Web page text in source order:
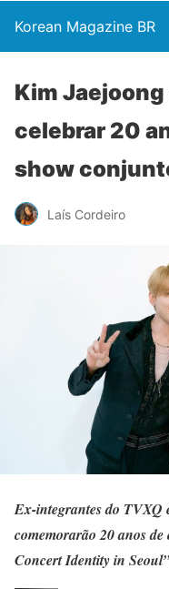
Korean Magazine BR
Kim
celebrar 20
show
Laís Cordeiro
Ex-integrantes do TVXQ
comemorarão 20 anos
Concert Identity in